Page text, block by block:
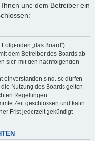
und dem Betreiber ein
Folgenden „das Board“)
dem Betreiber des Boards ab
sich mit den nachfolgenden
einverstanden sind, so dürfen
Nutzung des Boards gelten
Regelungen.
Zeit geschlossen und kann
Frist jederzeit gekündigt